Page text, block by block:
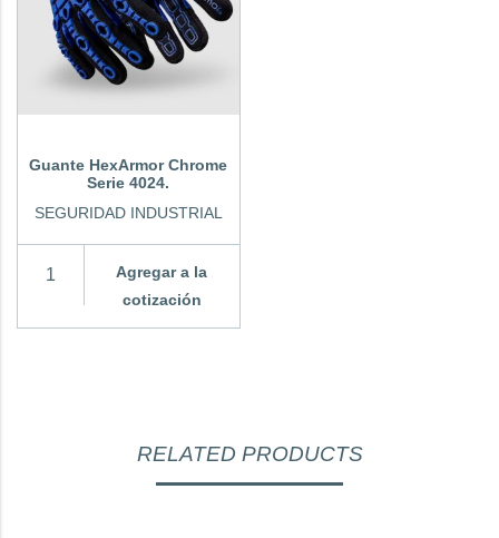
Guante HexArmor Chrome
Serie 4024.
SEGURIDAD INDUSTRIAL
Agregar a la
cotización
RELATED PRODUCTS